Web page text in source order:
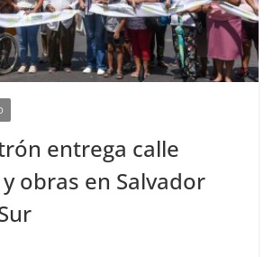
entrega calle
obras en Salvador